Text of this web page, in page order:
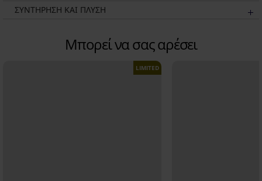
ΣΥΝΤΗΡΗΣΗ ΚΑΙ ΠΛΥΣΗ
Μπορεί να σας αρέσει
LIMITED